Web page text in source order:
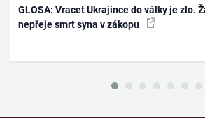
GLOSA: Vracet Ukrajince do války je zlo.
nepřeje smrt syna v zákopu